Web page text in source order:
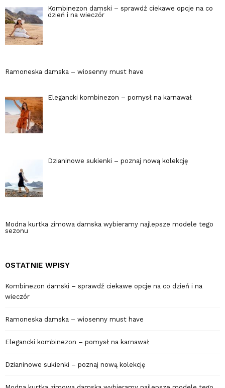
Kombinezon damski – sprawdź ciekawe opcje na co
dzień i na wieczór
Ramoneska damska – wiosenny must have
Elegancki kombinezon – pomysł na karnawał
Dzianinowe sukienki – poznaj nową kolekcję
Modna kurtka zimowa damska wybieramy najlepsze modele tego
sezonu
OSTATNIE WPISY
Kombinezon damski – sprawdź ciekawe opcje na co dzień i na
wieczór
Ramoneska damska – wiosenny must have
Elegancki kombinezon – pomysł na karnawał
Dzianinowe sukienki – poznaj nową kolekcję